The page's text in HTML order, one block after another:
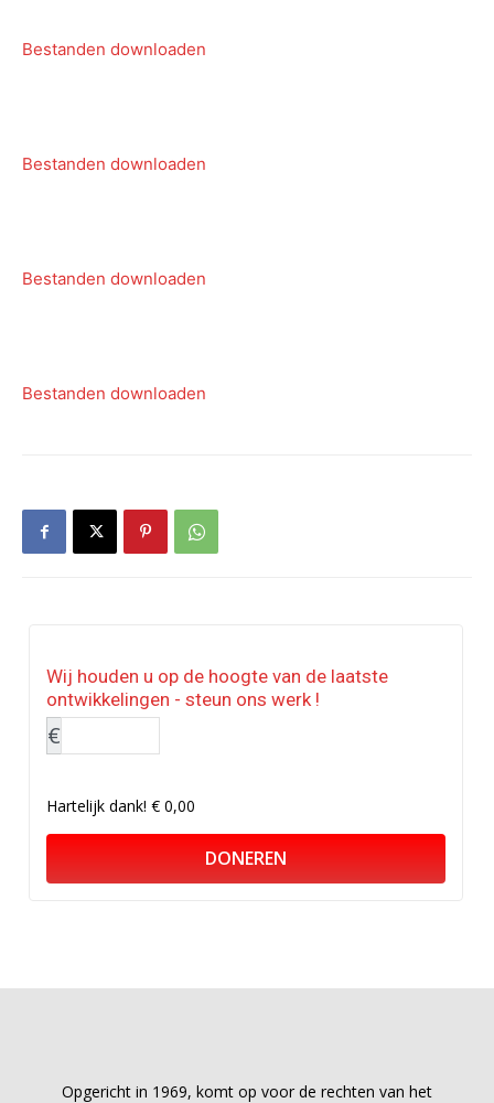
Bestanden downloaden
Bestanden downloaden
Bestanden downloaden
Bestanden downloaden
Wij houden u op de hoogte van de laatste
ontwikkelingen - steun ons werk !
€
Hartelijk dank!€ 0,00
DONEREN
Opgericht in 1969, komt op voor de rechten van het